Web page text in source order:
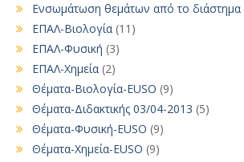
Ενσωμάτωση θεμάτων από το διάστημα
ΕΠΑΛ-Βιολογία (11)
ΕΠΑΛ-Φυσική (3)
ΕΠΑΛ-Χημεία (2)
Θέματα-Βιολογία-EUSO (9)
Θέματα-Διδακτικής 03/04-2013 (5)
Θέματα-Φυσική-EUSO (9)
Θέματα-Χημεία-EUSO (9)